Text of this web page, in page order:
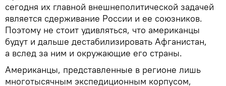
сегодня их главной внешнеполитической задачей
является сдерживание России и ее союзников.
Поэтому не стоит удивляться, что американцы
будут и дальше дестабилизировать Афганистан,
а вслед за ним и окружающие его страны.
Американцы, представленные в регионе лишь
многотысячным экспедиционным корпусом,